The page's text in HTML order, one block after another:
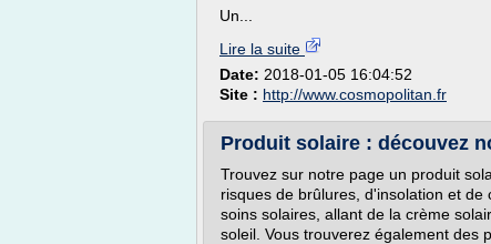
Un...
Lire la suite
Date: 2018-01-05 16:04:52
Site : http://www.cosmopolitan.fr
Produit solaire : découvez
Trouvez sur notre page un produit
risques de brûlures, d'insolation et
soins solaires, allant de la crème
soleil. Vous trouverez également des